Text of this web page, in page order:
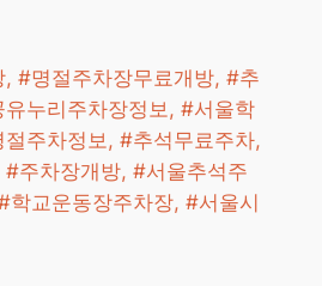
#명절주차장무료개방, #추
누리주차장정보, #서울학
주차정보, #추석무료주차,
주차장개방, #서울추석주
학교운동장주차장, #서울시